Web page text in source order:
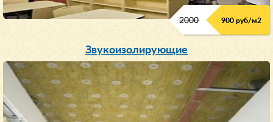
2000 900 руб/м2
Звукоизолирующие